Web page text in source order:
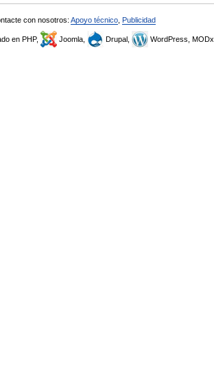
con nosotros: Apoyo técnico Publicidad
en PHP, Joomla, Drupal, WordPress, MODx.